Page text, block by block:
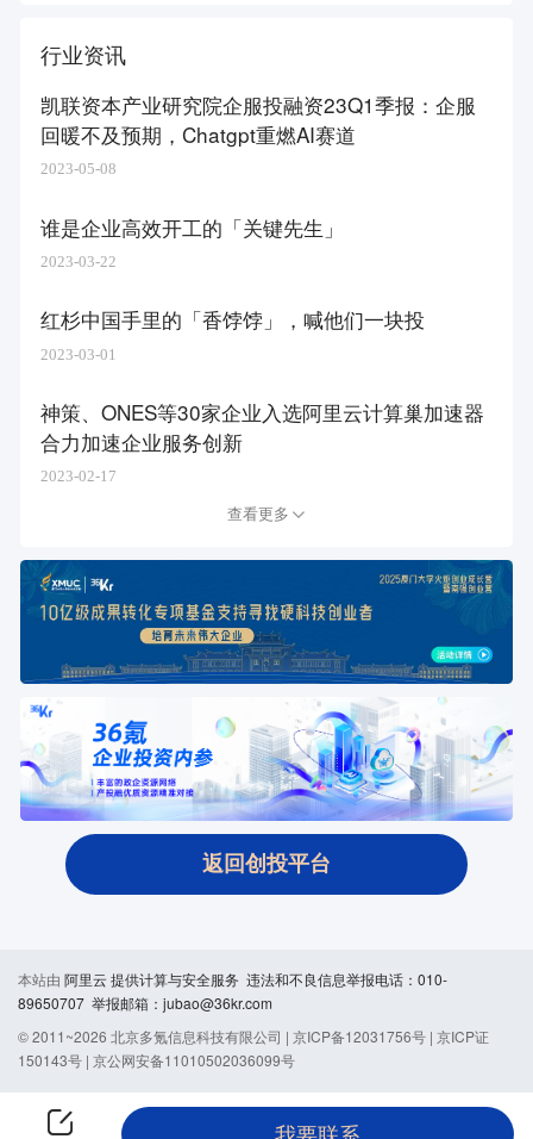
行业资讯
凯联资本产业研究院企服投融资23Q1季报：企服
回暖不及预期，Chatgpt重燃AI赛道
2023-05-08
谁是企业高效开工的「关键先生」​
2023-03-22
红杉中国手里的「香饽饽」，喊他们一块投
2023-03-01
神策、ONES等30家企业入选阿里云计算巢加速器
合力加速企业服务创新
2023-02-17
查看更多
返回创投平台
本站由 阿里云 提供计算与安全服务 违法和不良信息举报电话：010-
89650707 举报邮箱：jubao@36kr.com
© 2011~2026 北京多氪信息科技有限公司 | 京ICP备12031756号 | 京ICP证
150143号 | 京公网安备11010502036099号